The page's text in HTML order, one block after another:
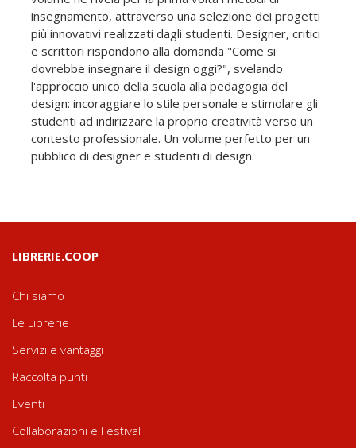
insegnamento, attraverso una selezione dei progetti
più innovativi realizzati dagli studenti. Designer, critici
e scrittori rispondono alla domanda "Come si
dovrebbe insegnare il design oggi?", svelando
l'approccio unico della scuola alla pedagogia del
design: incoraggiare lo stile personale e stimolare gli
studenti ad indirizzare la proprio creatività verso un
contesto professionale. Un volume perfetto per un
pubblico di designer e studenti di design.
LIBRERIE.COOP
Chi siamo
Le Librerie
Servizi e vantaggi
Raccolta punti
Eventi
Collaborazioni e Festival